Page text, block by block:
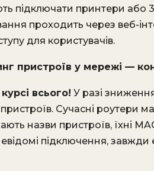
підключати принтери або
проходить через веб-
для користувачів.
пристроїв у мережі —
всього! У разі
Сучасні роутери
назви пристроїв, їхні
підключення,